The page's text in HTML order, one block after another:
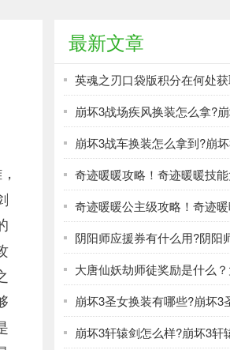
最新文章
奇迹暖暖攻略！奇迹暖暖技